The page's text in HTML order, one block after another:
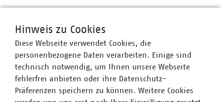
Hinweis zu Cookies
Diese Webseite verwendet Cookies, die
personenbezogene Daten verarbeiten. Einige sind
technisch notwendig, um Ihnen unsere Webseite
fehlerfrei anbieten oder ihre Datenschutz-
Präferenzen speichern zu können. Weitere Cookies